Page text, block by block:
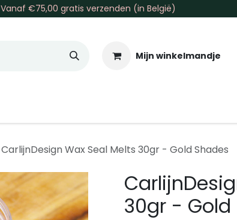
Vanaf €75,00 gratis verzenden (in België)
Mijn winkelmandje
CarlijnDesign Wax Seal Melts 30gr - Gold Shades
30gr - Gold